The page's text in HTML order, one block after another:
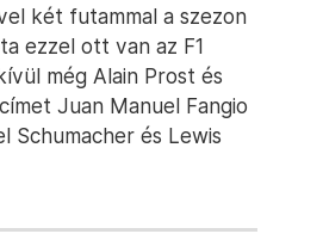
két futammal a szezon
ezzel ott van az F1
még Alain Prost és
Juan Manuel Fangio
és Lewis